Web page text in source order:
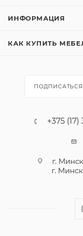
ИНФОРМАЦИЯ
КАК КУПИТЬ
+375
г.
г.